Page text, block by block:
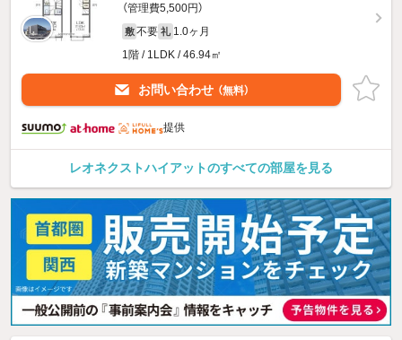
（管理費5,500円）
敷 不要 礼 1.0ヶ月
1階 / 1LDK / 46.94㎡
お問い合わせ （無料）
提供
レオネクストハイアットのすべての部屋を見る